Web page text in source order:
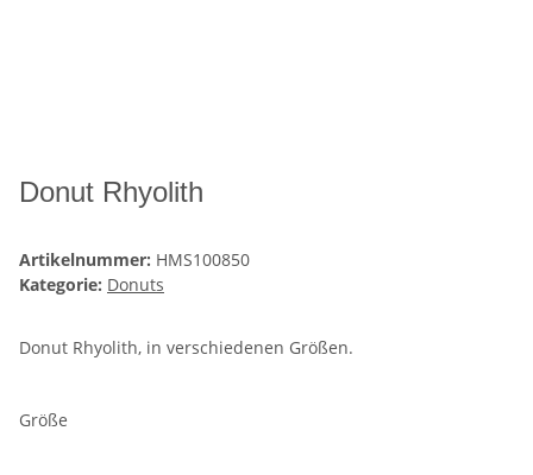
Donut Rhyolith
Artikelnummer: HMS100850
Kategorie: Donuts
Donut Rhyolith, in verschiedenen Größen.
Größe